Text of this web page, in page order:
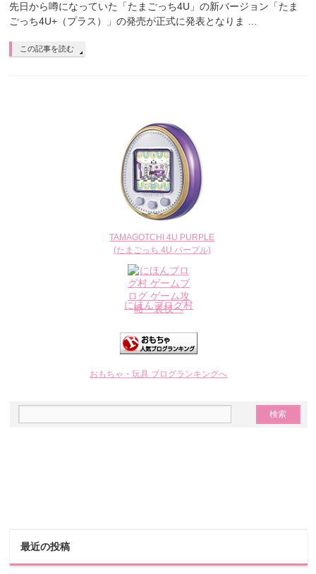
先日から噂になっていた「たまごっち4U」の新バージョン「たま
ごっち4U+（プラス）」の発売が正式に発表となりま …
この記事を読む
TAMAGOTCHI 4U PURPLE
(たまごっち 4U パープル)
にほんブログ村
おもちゃ・玩具 ブログランキングへ
最近の投稿